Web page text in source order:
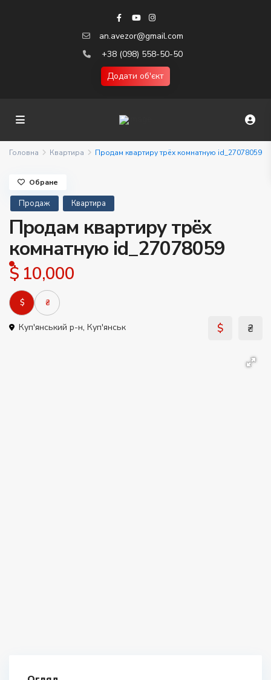
an.avezor@gmail.com
+38 (098) 558-50-50
Додати об'єкт
Головна Квартира Продам квартиру трёх комнатную id_27078059
Продаж Квартира
Продам квартиру трёх
комнатную id_27078059
$ 10,000
$ ₴
Куп'янський р-н, Куп'янськ
Обране
$ ₴